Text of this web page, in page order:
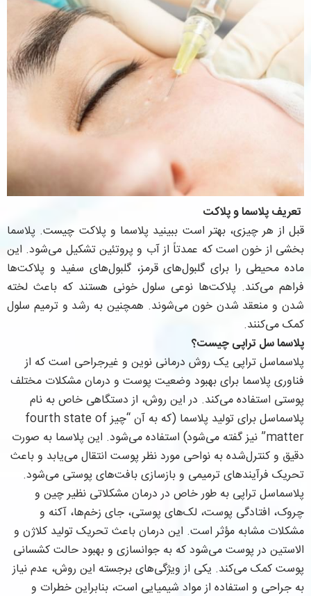
تعریف پلاسما و پلاکت
قبل از هر چیزی، بهتر است ببینید پلاسما و پلاکت چیست. پلاسما
بخشی از خون است که عمدتاً از آب و پروتئین تشکیل می‌شود. این
ماده محیطی را برای گلبول‌های قرمز، گلبول‌های سفید و پلاکت‌ها
فراهم می‌کند. پلاکت‌ها نوعی سلول خونی هستند که باعث لخته
شدن و منعقد شدن خون می‌شوند. همچنین به رشد و ترمیم سلول
کمک می‌کنند.
پلاسما سل تراپی چیست؟
پلاسماسل تراپی یک روش درمانی نوین و غیرجراحی است که از
فناوری پلاسما برای بهبود وضعیت پوست و درمان مشکلات مختلف
پوستی استفاده می‌کند. در این روش، از دستگاهی خاص به نام
پلاسماسل برای تولید پلاسما (که به آن “چیز fourth state of
matter” نیز گفته می‌شود) استفاده می‌شود. این پلاسما به صورت
دقیق و کنترل‌شده به نواحی مورد نظر پوست انتقال می‌یابد و باعث
تحریک فرآیندهای ترمیمی و بازسازی بافت‌های پوستی می‌شود.
پلاسماسل تراپی به طور خاص در درمان مشکلاتی نظیر چین و
چروک، افتادگی پوست، لک‌های پوستی، جای زخم‌ها، آکنه و
مشکلات مشابه مؤثر است. این درمان باعث تحریک تولید کلاژن و
الاستین در پوست می‌شود که به جوانسازی و بهبود حالت کشسانی
پوست کمک می‌کند. یکی از ویژگی‌های برجسته این روش، عدم نیاز
به جراحی و استفاده از مواد شیمیایی است، بنابراین خطرات و